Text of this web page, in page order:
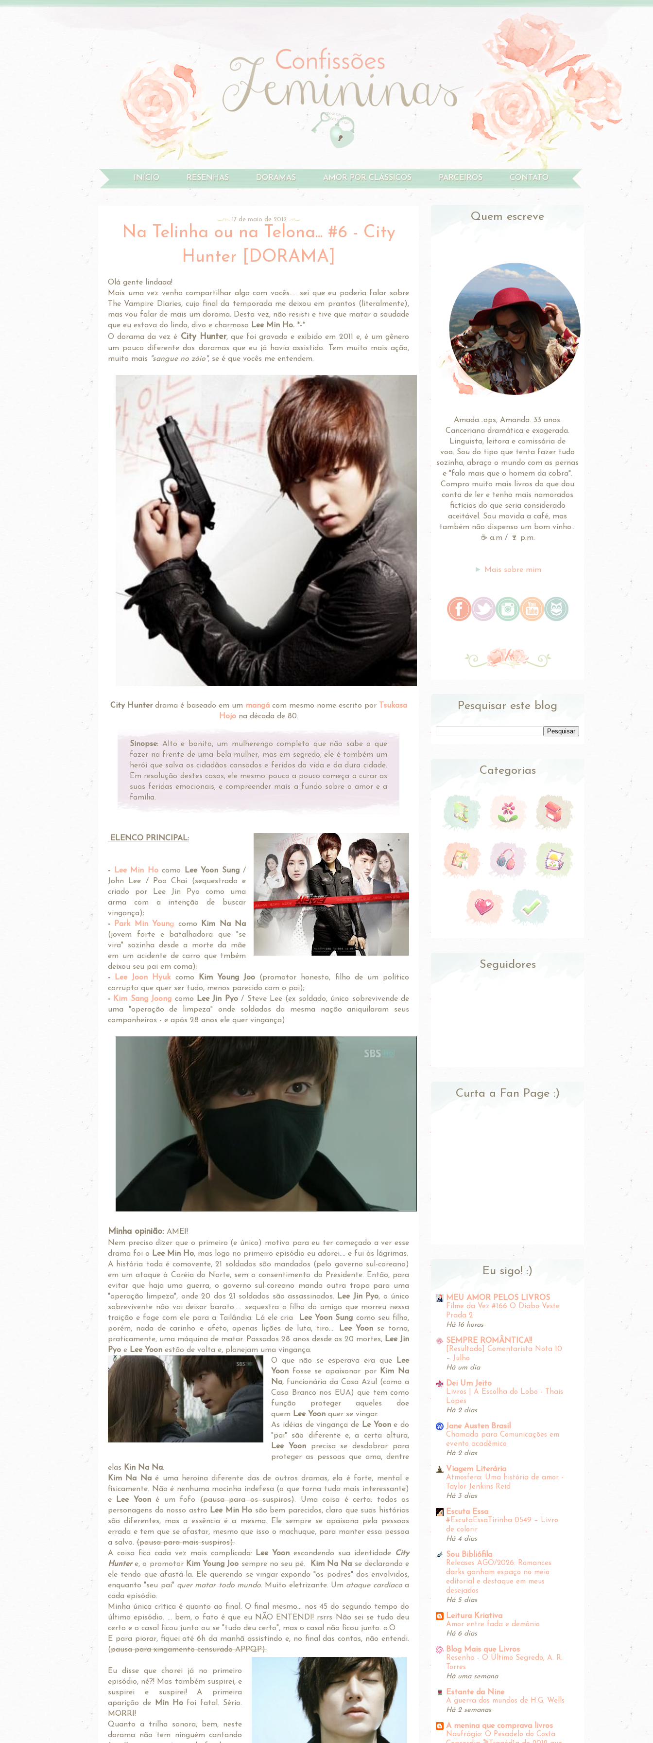
INÍCIO RESENHAS DORAMAS AMOR POR CLÁSSICOS PARCEIROS CONTATO
17 de maio de 2012
Na Telinha ou na Telona... #6 - City
Hunter [DORAMA]
Olá gente lindaaa!
Mais uma vez venho compartilhar algo com vocês..... sei que eu poderia falar sobre
The Vampire Diaries, cujo final da temporada me deixou em prantos (literalmente),
mas vou falar de mais um dorama. Desta vez, não resisti e tive que matar a saudade
que eu estava do lindo, divo e charmoso Lee Min Ho. *-*
O dorama da vez é City Hunter, que foi gravado e exibido em 2011 e, é um gênero
um pouco diferente dos doramas que eu já havia assistido. Tem muito mais ação,
muito mais "sangue no zóio", se é que vocês me entendem.
City Hunterdrama é baseado em um mangácom mesmo nome escrito por Tsukasa
Hojona década de 80.
Sinopse: Alto e bonito, um mulherengo completo que não sabe o que
fazer na frente de uma bela mulher, mas em segredo, ele é também um
herói que salva os cidadãos cansados e feridos da vida e da dura cidade.
Em resolução destes casos, ele mesmo pouco a pouco começa a curar as
suas feridas emocionais, e compreender mais a fundo sobre o amor e a
família.
ELENCO PRINCIPAL:
- Lee Min Hocomo Lee Yoon Sung/
John Lee / Poo Chai (sequestrado e
criado por Lee Jin Pyo como uma
arma com a intenção de buscar
vingança);
-
Park Min Young como
Kim Na Na
(jovem forte e batalhadora que "se
vira" sozinha desde a morte da mãe
em um acidente de carro que tmbém
deixou seu pai em coma);
-
Lee Joon Hyuk como Kim Young Joo (promotor honesto, filho de um político
corrupto que quer ser tudo, menos parecido com o pai);
-
Kim Sang Joong como Lee Jin Pyo/ Steve Lee (ex soldado, único sobrevivende de
uma "operação de limpeza" onde soldados da mesma nação aniquilaram seus
companheiros - e após 28 anos ele quer vingança)
Minha opinião: AMEI!
Nem preciso dizer que o primeiro (e único) motivo para eu ter começado a ver esse
drama foi o Lee Min Ho, mas logo no primeiro episódio eu adorei.... e fui às lágrimas.
A história toda é comovente, 21 soldados são mandados (pelo governo sul-coreano)
em um ataque à Coréia do Norte, sem o consentimento do Presidente. Então, para
evitar que haja uma guerra, o governo sul-coreano manda outra tropa para uma
"operação limpeza", onde 20 dos 21 soldados são assassinados.
Lee Jin Pyo, o único
sobrevivente não vai deixar barato..... sequestra o filho do amigo que morreu nessa
traição e foge com ele para a Tailândia. Lá ele cria
Lee Yoon Sung como seu filho,
porém, nada de carinho e afeto, apenas lições de luta, tiro....
Lee Yoonse torna,
praticamente, uma máquina de matar. Passados 28 anos desde as 20 mortes, Lee Jin
Pyo e Lee Yoon estão de volta e, planejam uma vingança.
O que não se esperava era que
Lee
Yoon fosse se apaixonar por
Kim Na
Na, funcionária da Casa Azul (como a
Casa Branco nos EUA) que tem como
função proteger aqueles doe
quem Lee Yoon quer se vingar.
As idéias de vingança de Le Yoone do
"pai" são diferente e, a certa altura,
Lee Yoonprecisa se desdobrar para
proteger as pessoas que ama, dentre
elas Kin Na Na.
Kim Na Naé uma heroína diferente das de outros dramas, ela é forte, mental e
fisicamente. Não é nenhuma mocinha indefesa (o que torna tudo mais interessante)
e Lee Yooné um fofo(pausa para os suspiros). Uma coisa é certa: todos os
personagens do nosso astro Lee Min Ho são bem parecidos, claro que suas histórias
são diferentes, mas a essência é a mesma. Ele sempre se apaixona pela pessoas
errada e tem que se afastar, mesmo que isso o machuque, para manter essa pessoa
a salvo. (pausa para mais suspiros).
A coisa fica cada vez mais complicada:
Lee Yoon escondendo sua identidade
City
Huntere, o promotor Kim Young Joo sempre no seu pé. Kim Na Na se declarando e
ele tendo que afastá-la. Ele querendo se vingar expondo "os podres" dos envolvidos,
enquanto "seu pai" quer matar todo mundo. Muito eletrizante. Um ataque cardíacoa
cada episódio.
Minha única crítica é quanto ao final. O final mesmo... nos 45 do segundo tempo do
último episódio. ... bem, o fato é que eu NÃO ENTENDI! rsrrs Não sei se tudo deu
certo e o casal ficou junto ou se "tudo deu certo", mas o casal não ficou junto. o.O
E para piorar, fiquei até 6h da manhã assistindo e, no final das contas, não entendi.
(pausa para xingamento censurado APPQP).
Eu disse que chorei já no primeiro
episódio, né?! Mas também suspirei, e
suspirei e suspirei! A primeira
aparição de
Min Hofoi fatal. Sério.
MORRI!
Quanto a trilha sonora, bem, neste
dorama não tem ninguém cantando
Quem escreve
Amada...ops, Amanda. 33 anos.
Canceriana dramática e exagerada.
Linguista, leitora e comissária de
voo. Sou do tipo que tenta fazer tudo
sozinha, abraço o mundo com as pernas
e "falo mais que o homem da cobra".
Compro muito mais livros do que dou
conta de ler e tenho mais namorados
fictícios do que seria considerado
aceitável. Sou movida a café, mas
também não dispenso um bom vinho...
☕ a.m / 🍷 p.m.
► Mais sobre mim
Pesquisar este blog
Categorias
Seguidores
Curta a Fan Page :)
Eu sigo! :)
MEU AMOR PELOS LIVROS
Filme da Vez #166 O Diabo Veste
Prada 2
Há 16 horas
SEMPRE ROMÂNTICA!!
[Resultado] Comentarista Nota 10
– Julho
Há um dia
Dei Um Jeito
Livros | A Escolha do Lobo - Thais
Lopes
Há 2 dias
Jane Austen Brasil
Chamada para Comunicações em
evento acadêmico
Há 2 dias
Viagem Literária
Atmosfera: Uma história de amor -
Taylor Jenkins Reid
Há 3 dias
Escuta Essa
#EscutaEssaTirinha‬ 0549 – Livro
de colorir
Há 4 dias
Sou Bibliófila
Releases AGO/2026: Romances
darks ganham espaço no meio
editorial e destaque em meus
desejados
Há 5 dias
Leitura Kriativa
Amor entre fada e demônio
Há 6 dias
Blog Mais que Livros
Resenha - O Último Segredo, A. R.
Torres
Há uma semana
Estante da Nine
A guerra dos mundos de H.G. Wells
Há 2 semanas
A menina que comprava livros
Naufrágio: O Pesadelo do Costa